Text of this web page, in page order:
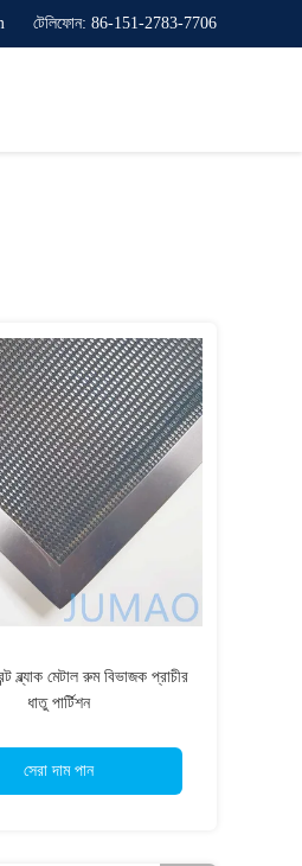
টেলিফোন: 86-151-2783-7706
ব্ল্যাক মেটাল রুম বিভাজক প্রাচীর
ধাতু পার্টিশন
সেরা দাম পান